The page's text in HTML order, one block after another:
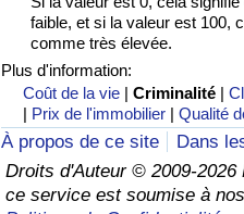
faible, et si la valeur est 100,
comme très élevée.
Plus d'information:
Coût de la vie |Criminalité |
| Prix de l'immobilier |Qualité
À propos de ce site
Dans
Droits d'Auteur © 2009-2026
ce service est soumise à nos